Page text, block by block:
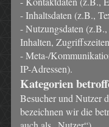
- Inhaltsdaten (z.B.,
- Nutzungsdaten (z.B.,
Inhalten,
- Meta-/
IP-Adressen).
Kategorien
Besucher und Nutzer
bezeichnen wir die